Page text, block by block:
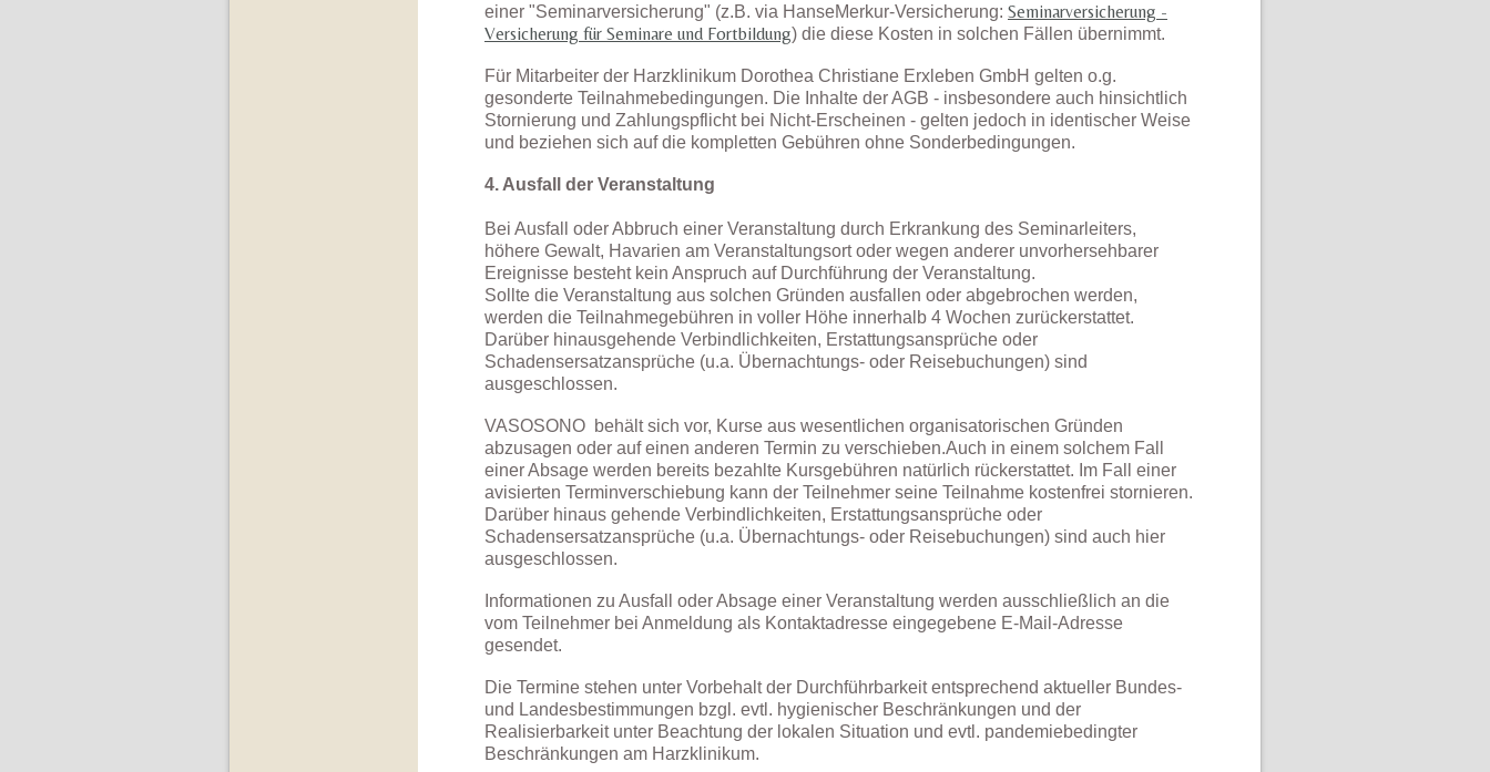
einer "Seminarversicherung" (z.B. via HanseMerkur-Versicherung: Seminarversicherung -
Versicherung für Seminare und Fortbildung) die diese Kosten in solchen Fällen übernimmt.
Für Mitarbeiter der Harzklinikum Dorothea Christiane Erxleben GmbH gelten o.g.
gesonderte Teilnahmebedingungen. Die Inhalte der AGB - insbesondere auch hinsichtlich
Stornierung und Zahlungspflicht bei Nicht-Erscheinen - gelten jedoch in identischer Weise
und beziehen sich auf die kompletten Gebühren ohne Sonderbedingungen.
4. Ausfall der Veranstaltung
Bei Ausfall oder Abbruch einer Veranstaltung durch Erkrankung des Seminarleiters,
höhere Gewalt, Havarien am Veranstaltungsort oder wegen anderer unvorhersehbarer
Ereignisse besteht kein Anspruch auf Durchführung der Veranstaltung.
Sollte die Veranstaltung aus solchen Gründen ausfallen oder abgebrochen werden,
werden die Teilnahmegebühren in voller Höhe innerhalb 4 Wochen zurückerstattet.
Darüber hinausgehende Verbindlichkeiten, Erstattungsansprüche oder
Schadensersatzansprüche (u.a. Übernachtungs- oder Reisebuchungen) sind
ausgeschlossen.
VASOSONO behält sich vor, Kurse aus wesentlichen organisatorischen Gründen
abzusagen oder auf einen anderen Termin zu verschieben.Auch in einem solchem Fall
einer Absage werden bereits bezahlte Kursgebühren natürlich rückerstattet. Im Fall einer
avisierten Terminverschiebung kann der Teilnehmer seine Teilnahme kostenfrei stornieren.
Darüber hinaus gehende Verbindlichkeiten, Erstattungsansprüche oder
Schadensersatzansprüche (u.a. Übernachtungs- oder Reisebuchungen) sind auch hier
ausgeschlossen.
Informationen zu Ausfall oder Absage einer Veranstaltung werden ausschließlich an die
vom Teilnehmer bei Anmeldung als Kontaktadresse eingegebene E-Mail-Adresse
gesendet.
Die Termine stehen unter Vorbehalt der Durchführbarkeit entsprechend aktueller Bundes-
und Landesbestimmungen bzgl. evtl. hygienischer Beschränkungen und der
Realisierbarkeit unter Beachtung der lokalen Situation und evtl. pandemiebedingter
Beschränkungen am Harzklinikum.